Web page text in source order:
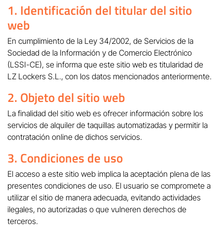
1. Identificación del titular del sitio
web
En cumplimiento de la Ley 34/2002, de Servicios de la
Sociedad de la Información y de Comercio Electrónico
(LSSI-CE), se informa que este sitio web es titularidad de
LZ Lockers S.L., con los datos mencionados anteriormente.
2. Objeto del sitio web
La finalidad del sitio web es ofrecer información sobre los
servicios de alquiler de taquillas automatizadas y permitir la
contratación online de dichos servicios.
3. Condiciones de uso
El acceso a este sitio web implica la aceptación plena de las
presentes condiciones de uso. El usuario se compromete a
utilizar el sitio de manera adecuada, evitando actividades
ilegales, no autorizadas o que vulneren derechos de
terceros.